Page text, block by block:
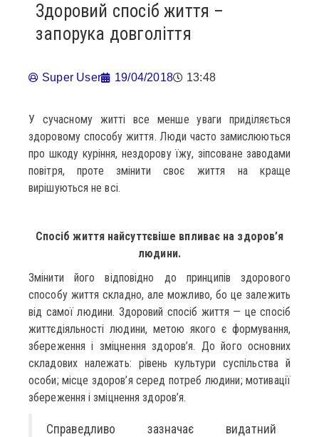
Здоровий спосіб життя –
запорука довголіття
Super User 19/04/2018 13:48
У сучасному житті все менше уваги приділяється
здоровому способу життя. Люди часто замислюються
про шкоду куріння, нездорову їжу, зіпсоване заводами
повітря, проте змінити своє життя на краще
вирішуються не всі.
Спосіб життя найсуттєвіше впливає на здоров’я
людини.
Змінити його відповідно до принципів здорового
способу життя складно, але можливо, бо це залежить
від самої людини. Здоровий спосіб життя — це спосіб
життєдіяльності людини, метою якого є формування,
збереження і зміцнення здоров’я. До його основних
складових належать: рівень культури суспільства й
особи; місце здоров’я серед потреб людини; мотивації
збереження і зміцнення здоров’я.
Справедливо зазначає видатний